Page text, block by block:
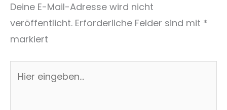
Deine E-Mail-Adresse wird nicht
veröffentlicht. Erforderliche Felder sind mit *
markiert
eingeben…